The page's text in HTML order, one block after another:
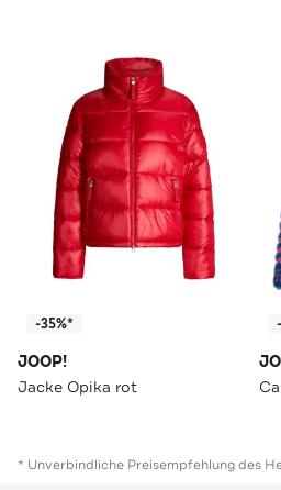
-35%*
JOOP!
Jacke Opika rot
* Unverbindliche Preisempfehlung des